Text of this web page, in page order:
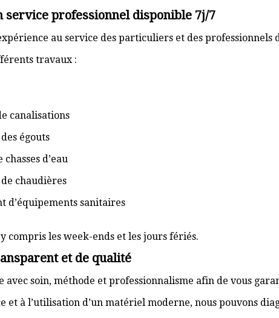
service professionnel disponible 7j/7
au service des particuliers et des professionnels
travaux :
canalisations
égouts
d’eau
chaudières
d’équipements sanitaires
compris les week-ends et les jours fériés.
et de qualité
avec soin, méthode et professionnalisme afin de vous
et à l’utilisation d’un matériel moderne, nous pouvons